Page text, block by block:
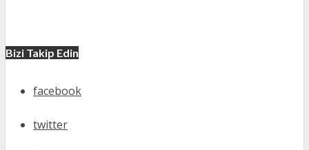
Bizi Takip Edin
facebook
twitter